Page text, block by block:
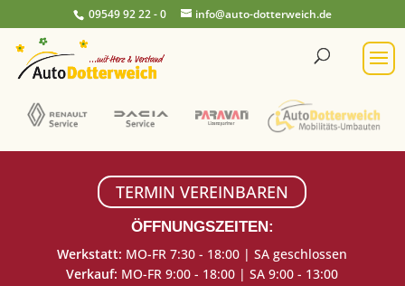
09549 92 22 - 0 info@auto-dotterweich.de
TERMIN VEREINBAREN
ÖFFNUNGSZEITEN:
Werkstatt: MO-FR 7:30 - 18:00 | SA geschlossen
Verkauf: MO-FR 9:00 - 18:00 | SA 9:00 - 13:00